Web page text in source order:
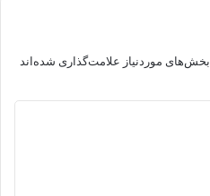
بخش‌های موردنیاز علامت‌گذاری شده‌اند